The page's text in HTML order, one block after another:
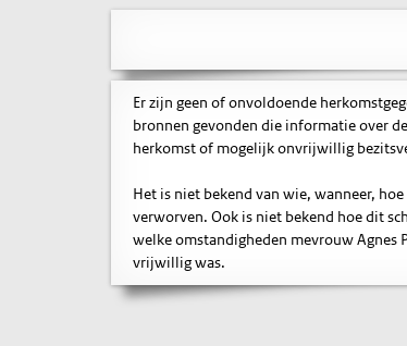
Er zijn geen of onvoldoende
bronnen gevonden die informatie over
herkomst of mogelijk onvrijwillig
Het is niet bekend van wie, wanneer,
verworven. Ook is niet bekend hoe dit
welke omstandigheden mevrouw
vrijwillig was.